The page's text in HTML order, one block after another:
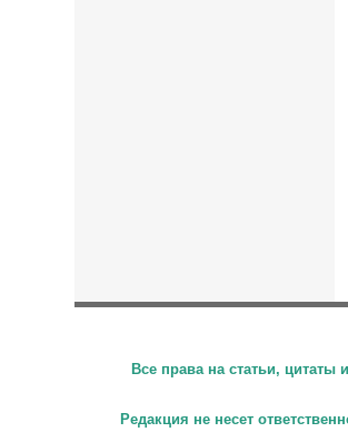
Все права на статьи,
Редакция не несет